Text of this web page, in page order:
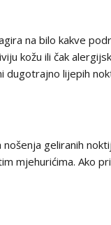
na bilo kakve
kožu ili čak
dugotrajno lijepih
geliranih
mjehurićima. Ako